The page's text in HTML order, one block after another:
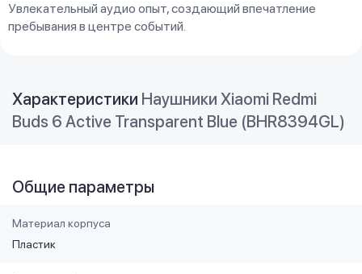
Увлекательный аудио опыт, создающий впечатление
пребывания в центре событий.
Характеристики Наушники Xiaomi Redmi
Buds 6 Active Transparent Blue (BHR8394GL)
Общие параметры
Материал корпуса
Пластик